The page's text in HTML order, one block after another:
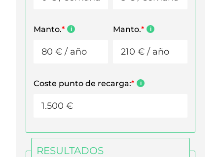
Manto.* Manto.*
Coste punto de recarga:*
RESULTADOS